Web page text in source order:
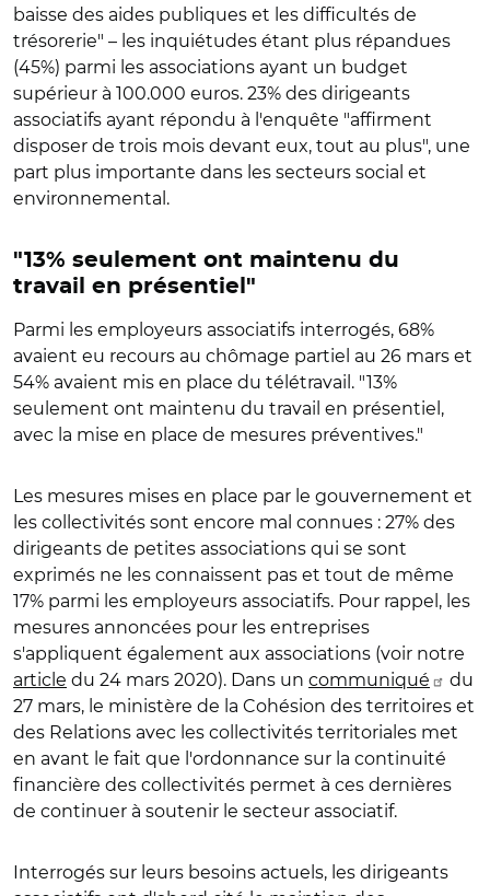
baisse des aides publiques et les difficultés de
trésorerie" – les inquiétudes étant plus répandues
(45%) parmi les associations ayant un budget
supérieur à 100.000 euros. 23% des dirigeants
associatifs ayant répondu à l'enquête "affirment
disposer de trois mois devant eux, tout au plus", une
part plus importante dans les secteurs social et
environnemental.
"13% seulement ont maintenu du
travail en présentiel"
Parmi les employeurs associatifs interrogés, 68%
avaient eu recours au chômage partiel au 26 mars et
54% avaient mis en place du télétravail. "13%
seulement ont maintenu du travail en présentiel,
avec la mise en place de mesures préventives."
Les mesures mises en place par le gouvernement et
les collectivités sont encore mal connues : 27% des
dirigeants de petites associations qui se sont
exprimés ne les connaissent pas et tout de même
17% parmi les employeurs associatifs. Pour rappel, les
mesures annoncées pour les entreprises
s'appliquent également aux associations (voir notre
article du 24 mars 2020). Dans un communiqué
du
27 mars, le ministère de la Cohésion des territoires et
des Relations avec les collectivités territoriales met
en avant le fait que l'ordonnance sur la continuité
financière des collectivités permet à ces dernières
de continuer à soutenir le secteur associatif.
Interrogés sur leurs besoins actuels, les dirigeants